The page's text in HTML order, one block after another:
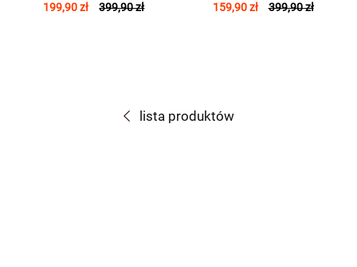
199,90 zł 399,90 zł 159,90 zł 399,90 zł
lista produktów